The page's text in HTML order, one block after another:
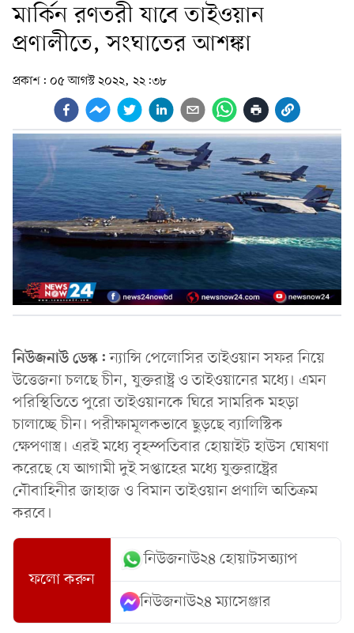
মার্কিন রণতরী যাবে তাইওয়ান
প্রণালীতে, সংঘাতের আশঙ্কা
প্রকাশ: ০৫ আগস্ট ২০২২, ২২:৩৮
নিউজনাউ ডেস্ক:ন্যান্সি পেলোসির তাইওয়ান সফর নিয়ে
উত্তেজনা চলছে চীন, যুক্তরাষ্ট্র ও তাইওয়ানের মধ্যে। এমন
পরিস্থিতিতে পুরো তাইওয়ানকে ঘিরে সামরিক মহড়া
চালাচ্ছে চীন। পরীক্ষামূলকভাবে ছুড়ছে ব্যালিস্টিক
ক্ষেপণাস্ত্র। এরই মধ্যে বৃহস্পতিবার হোয়াইট হাউস ঘোষণা
করেছে যে আগামী দুই সপ্তাহের মধ্যে যুক্তরাষ্ট্রের
নৌবাহিনীর জাহাজ ও বিমান তাইওয়ান প্রণালি অতিক্রম
করবে।
ফলো করুন
নিউজনাউ২৪ হোয়াটসঅ্যাপ
নিউজনাউ২৪ ম্যাসেঞ্জার